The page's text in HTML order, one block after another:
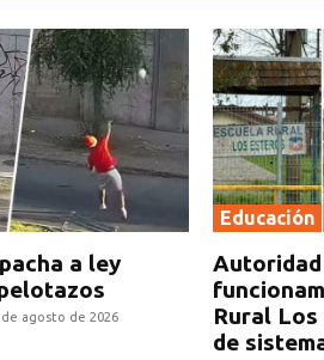
a ley
de agosto de 2026
Educación
Rural
de